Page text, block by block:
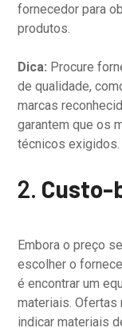
fornecedor para
produtos.
Dica: Procure
de qualidade,
marcas
garantem que os
técnicos exigidos.
2. Custo-
Embora o preço
escolher o
é encontrar um
materiais. Ofertas
indicar materiais